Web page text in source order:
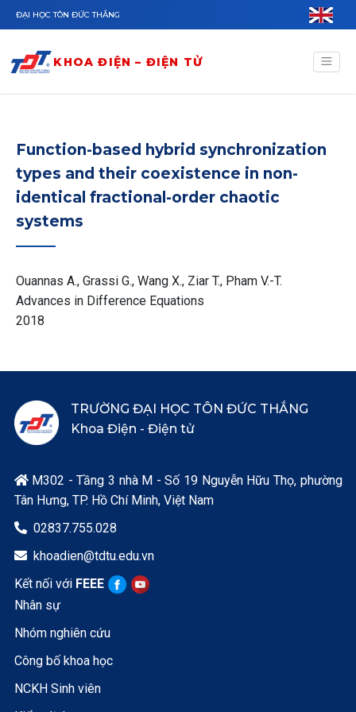
Nhảy đến nội dung
ĐẠI HỌC TÔN ĐỨC THẮNG
KHOA ĐIỆN – ĐIỆN TỬ
Function-based hybrid synchronization
types and their coexistence in non-
identical fractional-order chaotic
systems
Ouannas A., Grassi G., Wang X., Ziar T., Pham V.-T.
Advances in Difference Equations
2018
TRƯỜNG ĐẠI HỌC TÔN ĐỨC THẮNG
Khoa Điện - Điện tử
M302 - Tầng 3 nhà M - Số 19 Nguyễn Hữu Thọ, phường
Tân Hưng, TP. Hồ Chí Minh, Việt Nam
 02837.755.028
 khoadien@tdtu.edu.vn
Kết nối với FEEE
Nhân sự
Nhóm nghiên cứu
Công bố khoa học
NCKH Sinh viên